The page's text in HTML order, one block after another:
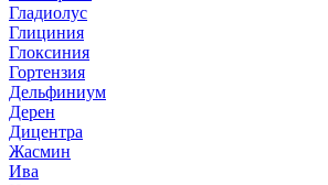
Гладиолус
Глициния
Глоксиния
Гортензия
Дельфиниум
Дерен
Дицентра
Жасмин
Ива